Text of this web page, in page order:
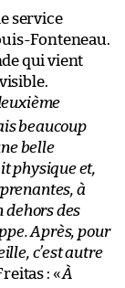
service
Fonteneau.
qui vient
beaucoup
belle
physique et,
à
dehors des
Après, pour
c’est autre
: «À